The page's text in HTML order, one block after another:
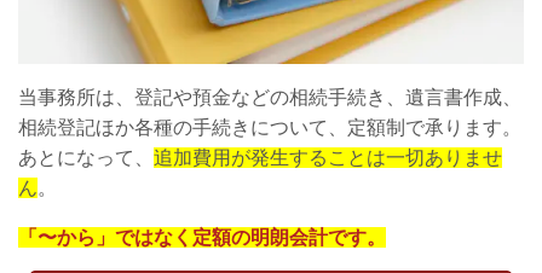
当事務所は、登記や預金などの相続手続き、遺言書作成、
相続登記ほか各種の手続きについて、定額制で承ります。
あとになって、 追加費用が発生することは一切ありませ
ん。
「〜から」ではなく定額の明朗会計です。